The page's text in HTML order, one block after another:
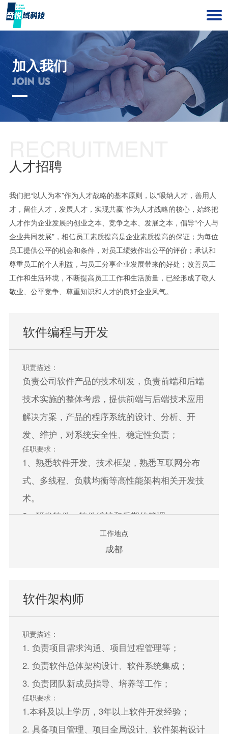
加入我们
JOIN US
人才招聘
我们把“以人为本”作为人才战略的基本原则，以“吸纳人才，善用人
才，留住人才，发展人才，实现共赢”作为人才战略的核心，始终把
人才作为企业发展的创业之本、竞争之本、发展之本，倡导“个人与
企业共同发展”，相信员工素质提高是企业素质提高的保证；为每位
员工提供公平的机会和条件，对员工绩效作出公平的评价；承认和
尊重员工的个人利益，与员工分享企业发展带来的好处；改善员工
工作和生活环境，不断提高员工工作和生活质量，已经形成了敬人
敬业、公平竞争、尊重知识和人才的良好企业风气。
软件编程与开发
职责描述：
负责公司软件产品的技术研发，负责前端和后端
技术实施的整体考虑，提供前端与后端技术应用
解决方案，产品的程序系统的设计、分析、开
发、维护，对系统安全性、稳定性负责；
任职要求：
1、熟悉软件开发、技术框架，熟悉互联网分布
式、多线程、负载均衡等高性能架构相关开发技
术。
2、研发软件，软件维护和后期的管理。
工作地点
成都
软件架构师
职责描述：
1. 负责项目需求沟通、项目过程管理等；
2. 负责软件总体架构设计、软件系统集成；
3. 负责团队新成员指导、培养等工作；
任职要求：
1.本科及以上学历，3年以上软件开发经验；
2. 具备项目管理、项目全局设计、软件架构设计